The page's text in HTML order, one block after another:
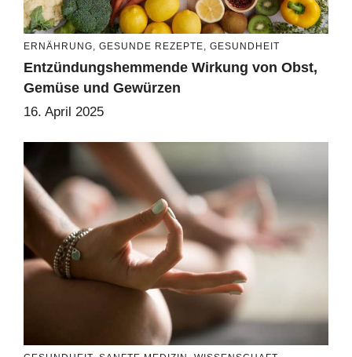
ERNÄHRUNG, GESUNDE REZEPTE, GESUNDHEIT
Entzündungshemmende Wirkung von Obst,
Gemüse und Gewürzen
16. April 2025